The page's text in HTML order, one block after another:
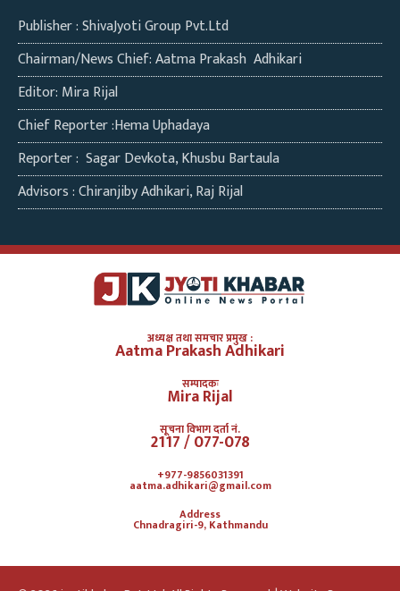
Publisher : ShivaJyoti Group Pvt.Ltd
Chairman/News Chief: Aatma Prakash Adhikari
Editor: Mira Rijal
Chief Reporter :Hema Uphadaya
Reporter : Sagar Devkota, Khusbu Bartaula
Advisors : Chiranjiby Adhikari, Raj Rijal
अध्यक्ष तथा समचार प्रमुख :
Aatma Prakash Adhikari
सम्पादकः
Mira Rijal
सूचना विभाग दर्ता नं.
2117 / 077-078
+977-9856031391
aatma.adhikari@gmail.com
Address
Chnadragiri-9, Kathmandu